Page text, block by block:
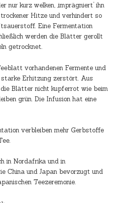
nur kurz welken, ‚imprägniert‘ ihn
Hitze und verhindert so
Eine Fermentation
werden die Blätter gerollt
getrocknet.
vorhandenen Fermente und
Erhitzung zerstört. Aus
Blätter nicht kupferrot wie beim
grün. Die Infusion hat eine
verbleiben mehr Gerbstoffe
in Nordafrika und in
China und Japan bevorzugt und
Teezeremonie.